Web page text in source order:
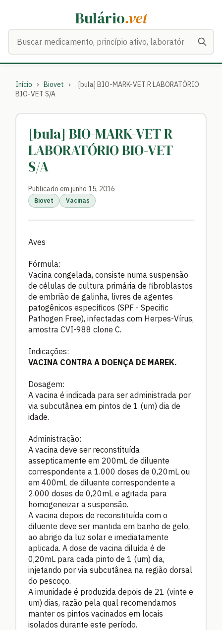
Bulário.vet
Início › Biovet ›
[bula] BIO-MARK-VET R LABORATÓRIO
BIO-VET S/A
[bula] BIO-MARK-VET R
LABORATÓRIO BIO-VET
S/A
Publicado em junho 15, 2016
Biovet Vacinas
Aves
Fórmula:
Vacina congelada, consiste numa suspensão
de células de cultura primária de fibroblastos
de embrião de galinha, livres de agentes
patogênicos específicos (SPF - Specific
Pathogen Free), infectadas com Herpes-Vírus,
amostra CVI-988 clone C.
Indicações:
VACINA CONTRA A DOENÇA DE MAREK.
Dosagem:
A vacina é indicada para ser administrada por
via subcutânea em pintos de 1 (um) dia de
idade.
Administração:
A vacina deve ser reconstituída
assepticamente em 200mL de diluente
correspondente a 1.000 doses de 0,20mL ou
em 400mL de diluente correspondente a
2.000 doses de 0,20mL e agitada para
homogeneizar a suspensão.
A vacina depois de reconstituída com o
diluente deve ser mantida em banho de gelo,
ao abrigo da luz solar e imediatamente
aplicada. A dose de vacina diluída é de
0,20mL para cada pinto de 1 (um) dia,
injetando por via subcutânea na região dorsal
do pescoço.
A imunidade é produzida depois de 21 (vinte e
um) dias, razão pela qual recomendamos
manter os pintos vacinados em locais
isolados durante este período.